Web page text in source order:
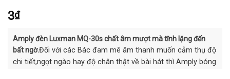
dựa trên
3₫
Amply đèn Luxman MQ-30s chất âm mượt mà tĩnh lặng đến
bất ngờ.Đối với các Bác đam mê âm thanh muốn cảm thụ độ
chi tiết,ngọt ngào hay độ chân thật về bài hát thì Amply bóng